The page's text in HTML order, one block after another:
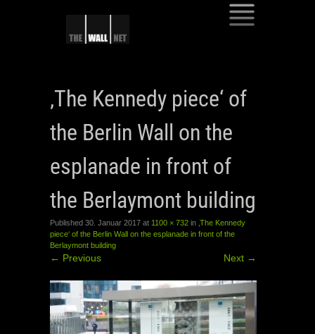
TO
CONTENT
‚The Kennedy piece‘ of
the Berlin Wall on the
esplanade in front of
the Berlaymont building
Published 30. Januar 2017 at 1100 × 732 in ‚The Kennedy
piece‘ of the Berlin Wall on the esplanade in front of the
Berlaymont building
← Previous Next →